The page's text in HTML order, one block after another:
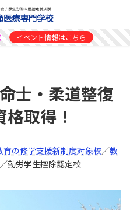
イベント情報はこちら
士・柔道整復
取得！
育の修学支援新制度対象校／教
／勤労学生控除認定校